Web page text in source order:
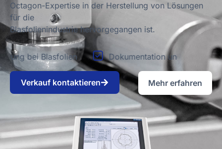
Octagon-Expertise in der Herstellung von Lösungen
für die
Blasfolienindustrie hervorgegangen ist.
Dokumentation und Einhaltung von
Verkauf kontaktieren Mehr erfahren